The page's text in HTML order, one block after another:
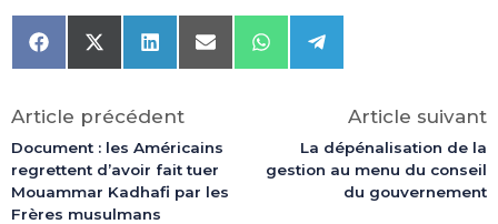
Share
on
Share
on
(Twitter)
Share
on
Share
on
Share
on
Share
on
Article précédent
Document : les Américains
regrettent d’avoir fait tuer
Mouammar Kadhafi par les
Frères musulmans
Article suivant
La dépénalisation de la
gestion au menu du conseil
du gouvernement